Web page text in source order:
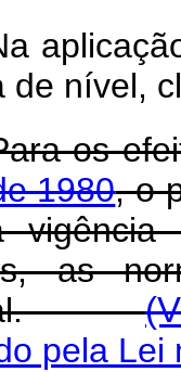
de nível,
os
1980, o
vigência
as
pela Lei